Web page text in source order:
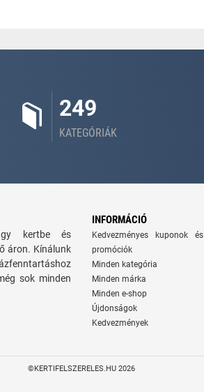
249
KATEGÓRIÁK
kertbe és
áron. Kínálunk
sok minden
INFORMÁCIÓ
Kedvezményes kuponok és
promóciók
Minden kategória
Minden márka
Minden e-shop
Újdonságok
Kedvezmények
©KERTIFELSZERELES.HU 2026